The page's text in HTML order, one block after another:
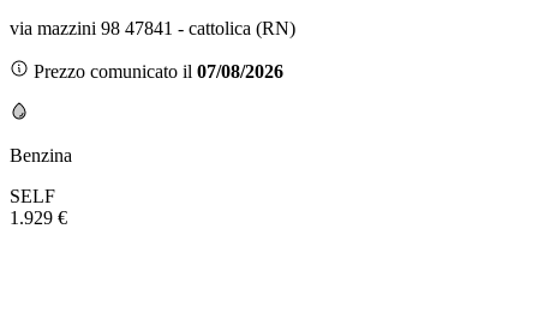
via mazzini 98 47841 - cattolica (RN)
Prezzo comunicato il 07/08/2026
Benzina
SELF
1.929 €